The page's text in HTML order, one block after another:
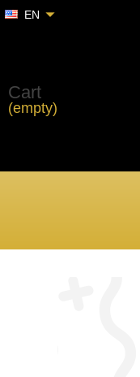
EN
Cart
(empty)